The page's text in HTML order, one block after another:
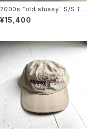
2000s "old stussy" S/S T-
shirt
¥15,400